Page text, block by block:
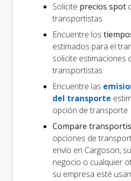
Solicite precios spot
transportistas
Encuentre los
estimados para el
solicite estimaciones
transportistas
Encuentre las
del transporte
opción de transporte
Compare
opciones de
envío en Cargoson,
negocio o cualquier
su empresa esté